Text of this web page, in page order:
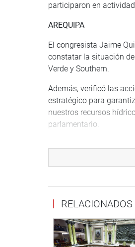
participaron en
AREQUIPA
El congresista Jaime
constatar la situación
Verde y Southern.
Además, verificó las
estratégico para
nuestros recursos
parlamentario.
El congresista Alfredo
locales, la empresa
Durante la reunión, la
domiciliarias en un
asfaltado.
RELACIONADOS